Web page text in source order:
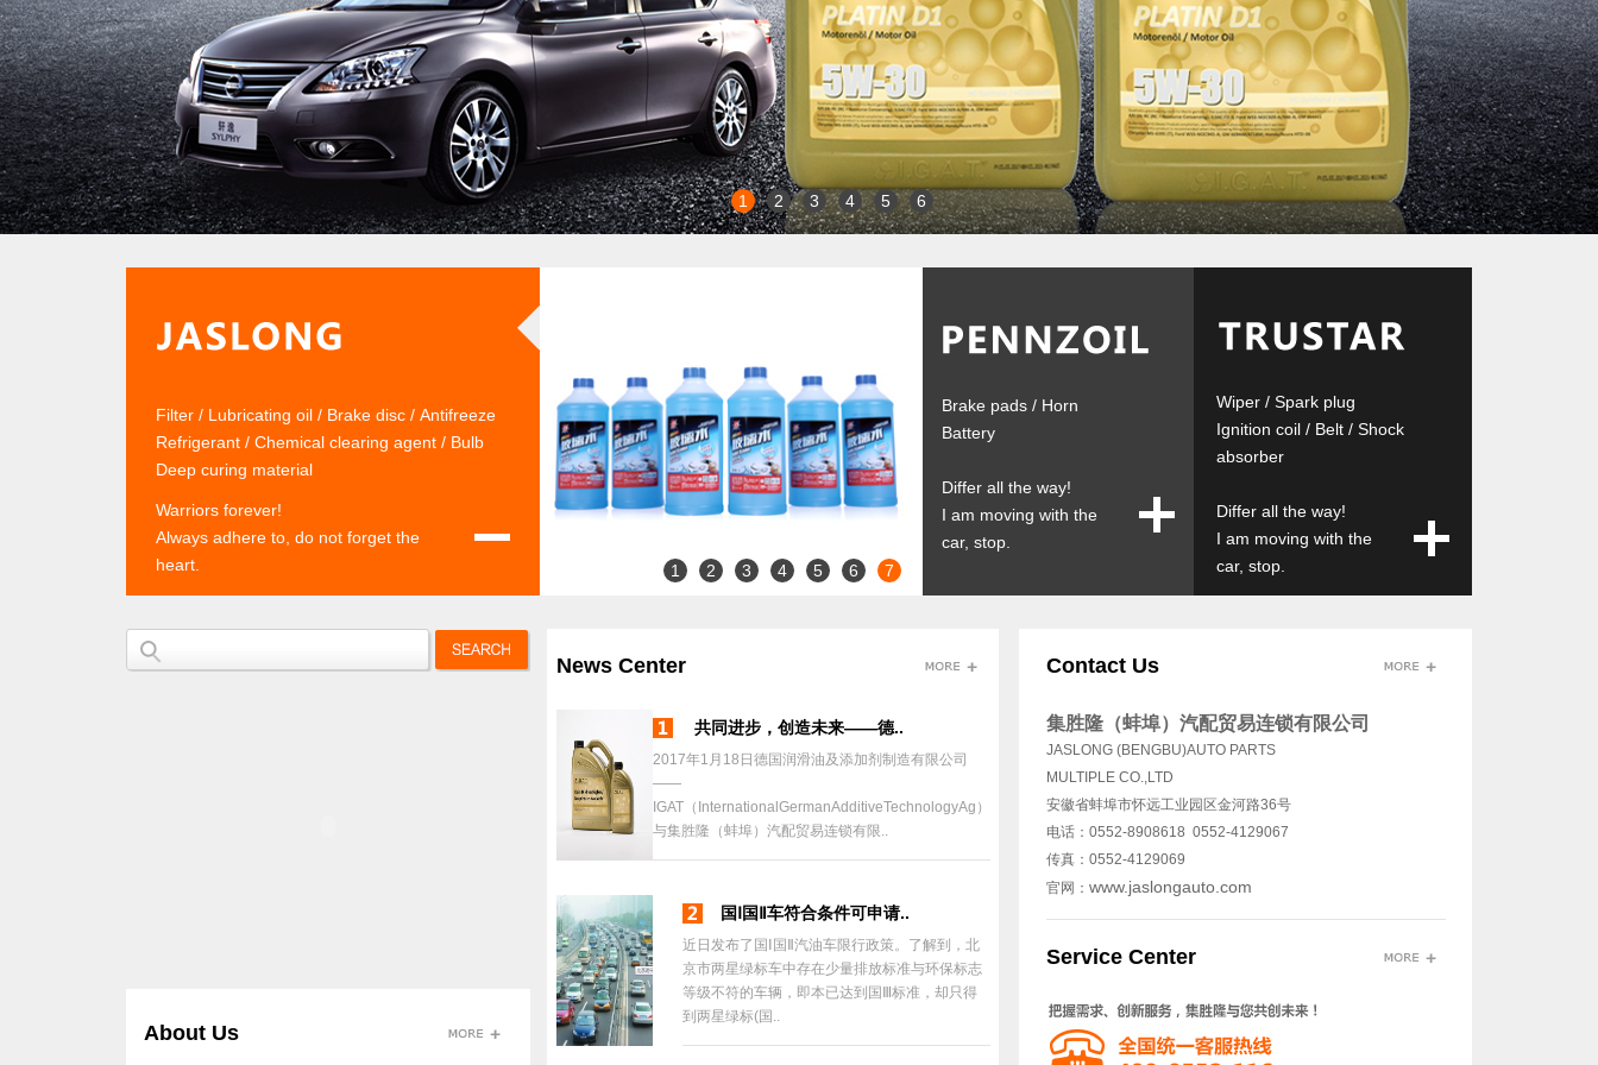
1 2 3 4 5 6
Filter / Lubricating oil / Brake disc / Antifreeze
Refrigerant / Chemical clearing agent / Bulb
Deep curing material
Warriors forever!
Always adhere to, do not forget the
heart.
1 2 3 4 5 6 7
Brake pads / Horn
Battery
Differ all the way!
I am moving with the
car, stop.
Wiper / Spark plug
Ignition coil / Belt / Shock
absorber
Differ all the way!
I am moving with the
car, stop.
About Us
News Center
共同进步，创造未来——德..
2017年1月18日德国润滑油及添加剂制造有限公司
——
IGAT（InternationalGermanAdditiveTechnologyAg）
与集胜隆（蚌埠）汽配贸易连锁有限..
国Ⅰ国Ⅱ车符合条件可申请..
近日发布了国Ⅰ国Ⅱ汽油车限行政策。了解到，北
京市两星绿标车中存在少量排放标准与环保标志
等级不符的车辆，即本已达到国Ⅲ标准，却只得
到两星绿标(国..
Contact Us
集胜隆（蚌埠）汽配贸易连锁有限公司
JASLONG (BENGBU)AUTO PARTS
MULTIPLE CO.,LTD
安徽省蚌埠市怀远工业园区金河路36号
电话：0552-8908618 0552-4129067
传真：0552-4129069
官网： www.jaslongauto.com
Service Center